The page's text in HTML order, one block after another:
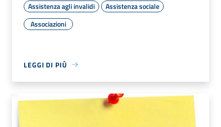
Assistenza agli invalidi
Assistenza sociale
Associazioni
LEGGI DI PIÙ